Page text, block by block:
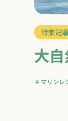
特集記
大
マリンレ